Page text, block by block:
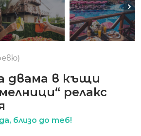
двама в къщи
релакс
близо до теб!